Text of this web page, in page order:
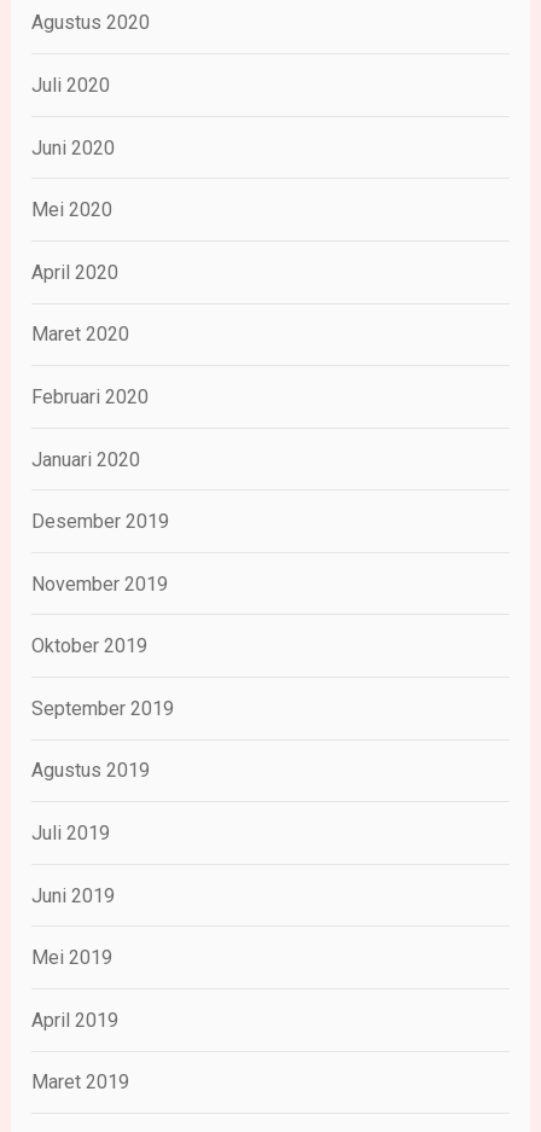
Agustus 2020
Juli 2020
Juni 2020
Mei 2020
April 2020
Maret 2020
Februari 2020
Januari 2020
Desember 2019
November 2019
Oktober 2019
September 2019
Agustus 2019
Juli 2019
Juni 2019
Mei 2019
April 2019
Maret 2019